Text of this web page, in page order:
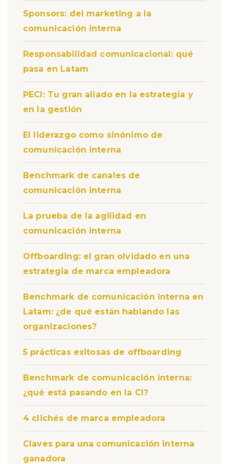
Sponsors: del marketing a la
comunicación interna
Responsabilidad comunicacional: qué
pasa en Latam
PECI: Tu gran aliado en la estrategia y
en la gestión
El liderazgo como sinónimo de
comunicación interna
Benchmark de canales de
comunicación interna
La prueba de la agilidad en
comunicación interna
Offboarding: el gran olvidado en una
estrategia de marca empleadora
Benchmark de comunicación interna en
Latam: ¿de qué están hablando las
organizaciones?
5 prácticas exitosas de offboarding
Benchmark de comunicación interna:
¿qué está pasando en la CI?
4 clichés de marca empleadora
Claves para una comunicación interna
ganadora